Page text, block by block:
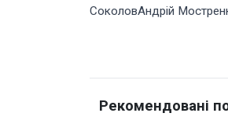
СоколовАндрій
Рекомендовані